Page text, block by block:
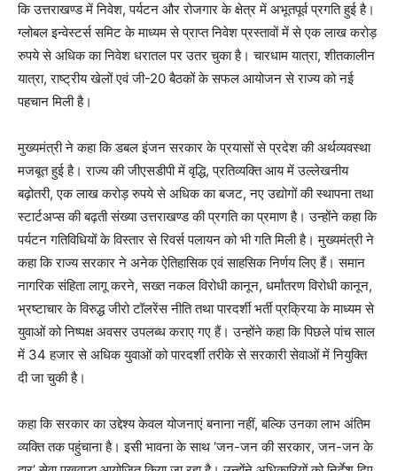
कि उत्तराखण्ड में निवेश, पर्यटन और रोजगार के क्षेत्र में अभूतपूर्व प्रगति हुई है।
ग्लोबल इन्वेस्टर्स समिट के माध्यम से प्राप्त निवेश प्रस्तावों में से एक लाख करोड़
रुपये से अधिक का निवेश धरातल पर उतर चुका है। चारधाम यात्रा, शीतकालीन
यात्रा, राष्ट्रीय खेलों एवं जी-20 बैठकों के सफल आयोजन से राज्य को नई
पहचान मिली है।
मुख्यमंत्री ने कहा कि डबल इंजन सरकार के प्रयासों से प्रदेश की अर्थव्यवस्था
मजबूत हुई है। राज्य की जीएसडीपी में वृद्धि, प्रतिव्यक्ति आय में उल्लेखनीय
बढ़ोतरी, एक लाख करोड़ रुपये से अधिक का बजट, नए उद्योगों की स्थापना तथा
स्टार्टअप्स की बढ़ती संख्या उत्तराखण्ड की प्रगति का प्रमाण है। उन्होंने कहा कि
पर्यटन गतिविधियों के विस्तार से रिवर्स पलायन को भी गति मिली है। मुख्यमंत्री ने
कहा कि राज्य सरकार ने अनेक ऐतिहासिक एवं साहसिक निर्णय लिए हैं। समान
नागरिक संहिता लागू करने, सख्त नकल विरोधी कानून, धर्मांतरण विरोधी कानून,
भ्रष्टाचार के विरुद्ध जीरो टॉलरेंस नीति तथा पारदर्शी भर्ती प्रक्रिया के माध्यम से
युवाओं को निष्पक्ष अवसर उपलब्ध कराए गए हैं। उन्होंने कहा कि पिछले पांच साल
में 34 हजार से अधिक युवाओं को पारदर्शी तरीके से सरकारी सेवाओं में नियुक्ति
दी जा चुकी है।
कहा कि सरकार का उद्देश्य केवल योजनाएं बनाना नहीं, बल्कि उनका लाभ अंतिम
व्यक्ति तक पहुंचाना है। इसी भावना के साथ ‘जन-जन की सरकार, जन-जन के